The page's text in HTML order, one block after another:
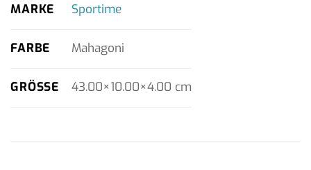
MARKE Sportime
FARBE Mahagoni
GRÖSSE 43.00×10.00×4.00 cm